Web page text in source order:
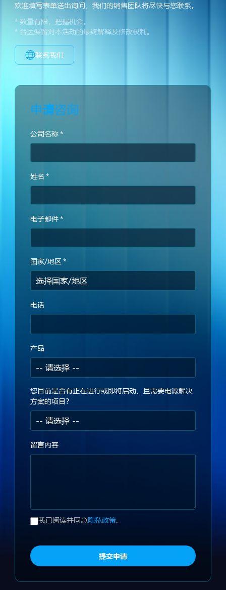
欢迎填写表单送出询问，我们的销售团队将尽快与您联系。
* 数量有限，把握机会。
* 台达保留对本活动的最终解释及修改权利。
联系我们
申请咨询
公司名称*
姓名 *
电子邮件*
国家/地区 *
电话
产品
您目前是否有正在进行或即将启动、且需要电源解决
方案的项目？
留言内容
我已阅读并同意隐私政策。
提交申请